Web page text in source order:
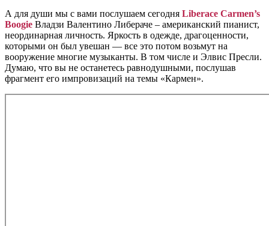
А для души мы с вами послушаем сегодня Liberace Carmen’s
Boogie Владзи Валентино Либераче – американский пианист,
неординарная личность. Яркость в одежде, драгоценности,
которыми он был увешан — все это потом возьмут на
вооружение многие музыканты. В том числе и Элвис Пресли.
Думаю, что вы не останетесь равнодушными, послушав
фрагмент его импровизаций на темы «Кармен».